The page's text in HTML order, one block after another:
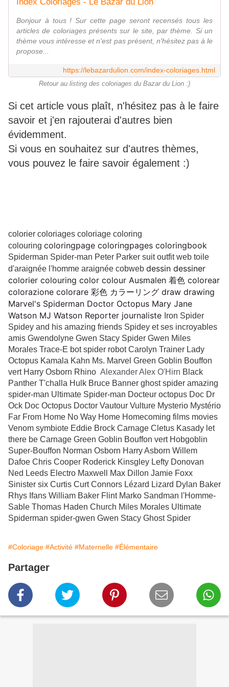
Bonjour à tous ! Sur cette page seront recensés tous les
articles de coloriages présents sur le site, par thème. Si un
thème vous intéresse et n'est pas présent, n'hésitez pas à le
propose...
https://lebazardulion.com/index-coloriages.html
Retour au listing des coloriages du Bazar du Lion :)
Si cet article vous plaît, n'hésitez pas à le faire
savoir et j'en rajouterai d'autres bien
évidemment.
Si vous en souhaitez sur d'autres thèmes,
vous pouvez le faire savoir également :)
colorier coloriages coloriage coloring
colouring coloringpage coloringpages coloringbook
Spiderman Spider-man Peter Parker suit outfit web toile
d'araignée l'homme araignée cobweb dessin dessiner
colorier colouring color colour Ausmalen 着色 colorear
colorazione colorare 彩色 カラーリング draw drawing
Marvel's Spiderman Doctor Octopus Mary Jane
Watson MJ Watson Reporter journaliste Iron Spider
Spidey and his amazing friends Spidey et ses incroyables
amis Gwendolyne Gwen Stacy Spider Gwen Miles
Morales Trace-E bot spider robot Carolyn Trainer Lady
Octopus Kamala Kahn Ms. Marvel Green Goblin Bouffon
vert Harry Osborn Rhino Alexander Alex O'Hirn Black
Panther T'challa Hulk Bruce Banner ghost spider amazing
spider-man Ultimate Spider-man Docteur octopus Doc Dr
Ock Doc Octopus Doctor Vautour Vulture Mysterio Mystério
Far From Home No Way Home Homecoming films movies
Venom symbiote Eddie Brock Carnage Cletus Kasady let
there be Carnage Green Goblin Bouffon vert Hobgoblin
Super-Bouffon Norman Osborn Harry Asborn Willem
Dafoe Chris Cooper Roderick Kinsgley Lefty Donovan
Ned Leeds Electro Maxwell Max Dillon Jamie Foxx
Sinister six Curtis Curt Connors Lézard Lizard Dylan Baker
Rhys Ifans William Baker Flint Marko Sandman l'Homme-
Sable Thomas Haden Church Miles Morales Ultimate
Spiderman spider-gwen Gwen Stacy Ghost Spider
#Coloriage #Activité #Maternelle #Élémentaire
Partager